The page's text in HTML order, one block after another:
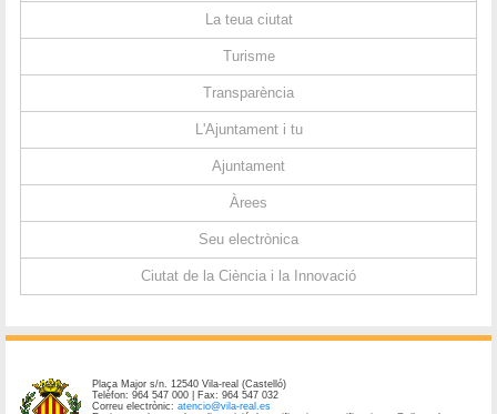
La teua ciutat
Turisme
Transparència
L'Ajuntament i tu
Ajuntament
Àrees
Seu electrònica
Ciutat de la Ciència i la Innovació
Plaça Major s/n. 12540 Vila-real (Castelló)
Telèfon: 964 547 000 | Fax: 964 547 032
Correu electrònic:atencio@vila-real.es